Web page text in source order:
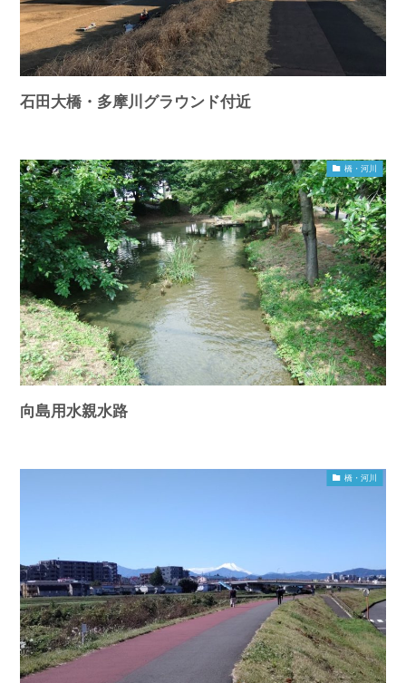
石田大橋・多摩川グラウンド付近
橋・河川
向島用水親水路
橋・河川